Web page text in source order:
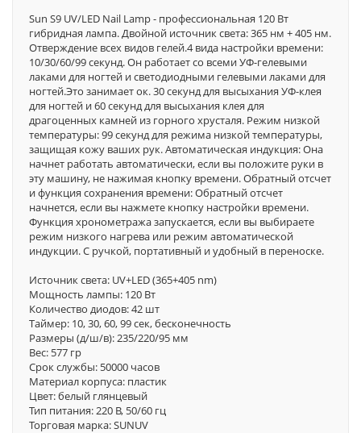
Sun S9 UV/LED Nail Lamp - профессиональная 120 Вт
гибридная лампа. Двойной источник света: 365 нм + 405 нм.
Отверждение всех видов гелей.4 вида настройки времени:
10/30/60/99 секунд. Он работает со всеми УФ-гелевыми
лаками для ногтей и светодиодными гелевыми лаками для
ногтей.Это занимает ок. 30 секунд для высыхания УФ-клея
для ногтей и 60 секунд для высыхания клея для
драгоценных камней из горного хрусталя. Режим низкой
температуры: 99 секунд для режима низкой температуры,
защищая кожу ваших рук. Автоматическая индукция: Она
начнет работать автоматически, если вы положите руки в
эту машину, не нажимая кнопку времени. Обратный отсчет
и функция сохранения времени: Обратный отсчет
начнется, если вы нажмете кнопку настройки времени.
Функция хронометража запускается, если вы выбираете
режим низкого нагрева или режим автоматической
индукции. С ручкой, портативный и удобный в переноске.
Источник света: UV+LED (365+405 nm)
Мощность лампы: 120 Вт
Количество диодов: 42 шт
Таймер: 10, 30, 60, 99 сек, бесконечность
Размеры (д/ш/в): 235/220/95 мм
Вес: 577 гр
Срок службы: 50000 часов
Материал корпуса: пластик
Цвет: белый глянцевый
Тип питания: 220 В, 50/60 гц
Торговая марка: SUNUV